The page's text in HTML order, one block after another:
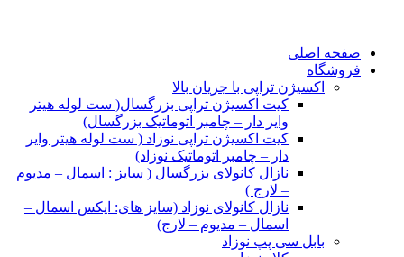
صفحه اصلی
فروشگاه
اکسیژن تراپی با جریان بالا
کیت اکسیژن تراپی بزرگسال( ست لوله هیتر
وایر دار – چامبر اتوماتیک بزرگسال)
کیت اکسیژن تراپی نوزاد ( ست لوله هیتر وایر
دار – چامبر اتوماتیک نوزاد)
نازال کانولای بزرگسال ( سایز : اسمال – مدیوم
– لارج )
نازال کانولای نوزاد (سایز های: ایکس اسمال –
اسمال – مدیوم – لارج)
بابل سی پپ نوزاد